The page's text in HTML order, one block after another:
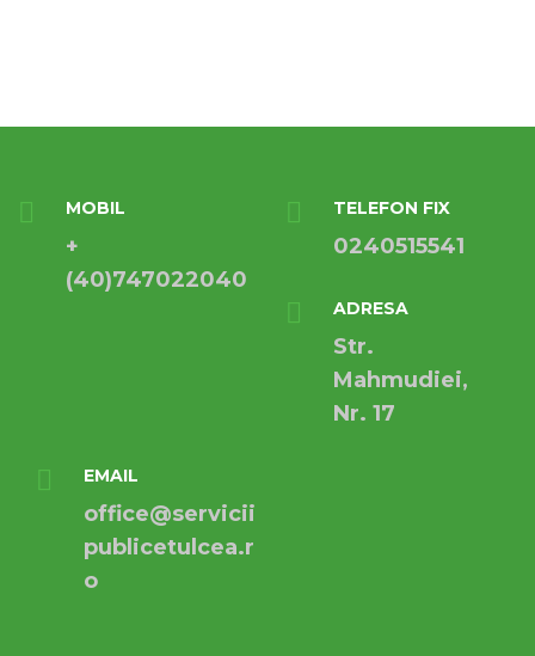
MOBIL
+
(40)747022040
TELEFON FIX
0240515541
ADRESA
Str.
Mahmudiei,
Nr. 17
EMAIL
office@servicii
publicetulcea.r
o